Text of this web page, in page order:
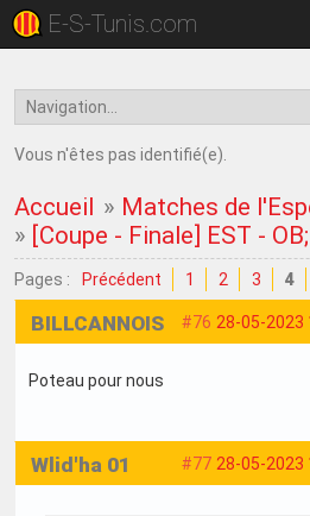
E-S-Tunis.com
Vous n'êtes pas identifié(e).
Accueil » Matches de
» [Coupe - Finale] EST -
Pages : Précédent 1 2 3 4
#76 28-05-2023
BILLCANNOIS
Poteau pour nous
#77 28-05-2023
Wlid'ha 01